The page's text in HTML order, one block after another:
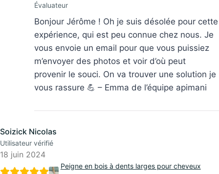
Brendan
Évaluateur
Bonjour Jérôme ! Oh je suis désolée pour cette
expérience, qui est peu connue chez nous. Je
vous envoie un email pour que vous puissiez
m’envoyer des photos et voir d’où peut
provenir le souci. On va trouver une solution je
Soizick Nicolas
Utilisateur vérifié
18 juin 2024